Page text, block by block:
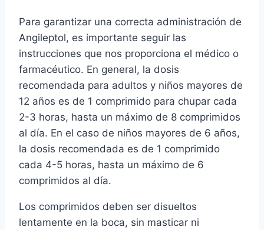
Para garantizar una correcta administración de
Angileptol, es importante seguir las
instrucciones que nos proporciona el médico o
farmacéutico. En general, la dosis
recomendada para adultos y niños mayores de
12 años es de 1 comprimido para chupar cada
2-3 horas, hasta un máximo de 8 comprimidos
al día. En el caso de niños mayores de 6 años,
la dosis recomendada es de 1 comprimido
cada 4-5 horas, hasta un máximo de 6
comprimidos al día.
Los comprimidos deben ser disueltos
lentamente en la boca, sin masticar ni